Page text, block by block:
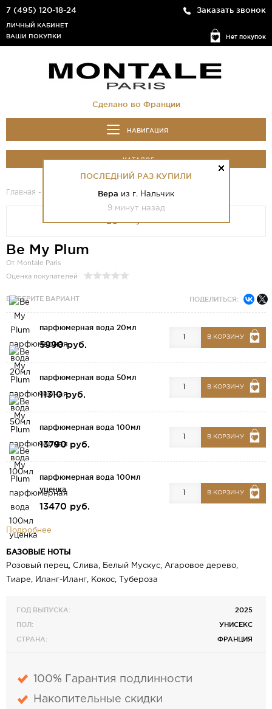
7 (495) 120-18-24 Заказать звонок
Нет покупок
ЛИЧНЫЙ КАБИНЕТ
ВАШИ ПОКУПКИ
Сделано во Франции
НАВИГАЦИЯ
КАТАЛОГ
Главная - - Be My Plum
ПОСЛЕДНИЙ РАЗ КУПИЛИ
Вера из г. Нальчик
9 минут назад
Be My Plum
От Montale Paris
Оценка покупателей
ВЫБЕРИТЕ ВАРИАНТ ПОДЕЛИТЬСЯ:
парфюмерная вода 20мл
5990 руб.
В КОРЗИНУ
парфюмерная вода 50мл
11310 руб.
В КОРЗИНУ
парфюмерная вода 100мл
13790 руб.
В КОРЗИНУ
парфюмерная вода 100мл
уценка
13470 руб.
В КОРЗИНУ
Подробнее
БАЗОВЫЕ НОТЫ
Розовый перец, Слива, Белый Мускус, Агаровое дерево,
Тиаре, Иланг-Иланг, Кокос, Тубероза
ГОД ВЫПУСКА:
2025
ПОЛ:
УНИСЕКС
СТРАНА:
ФРАНЦИЯ
100% Гарантия подлинности
Накопительные скидки